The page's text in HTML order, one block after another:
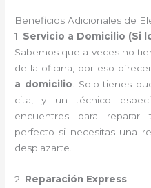
Beneficios Adicionales de
1. Servicio a Domicilio (Si
Sabemos que a veces no
de la oficina, por eso
a domicilio . Solo tienes
cita, y un técnico
encuentres para
perfecto si necesitas una
desplazarte.
2. Reparación Express